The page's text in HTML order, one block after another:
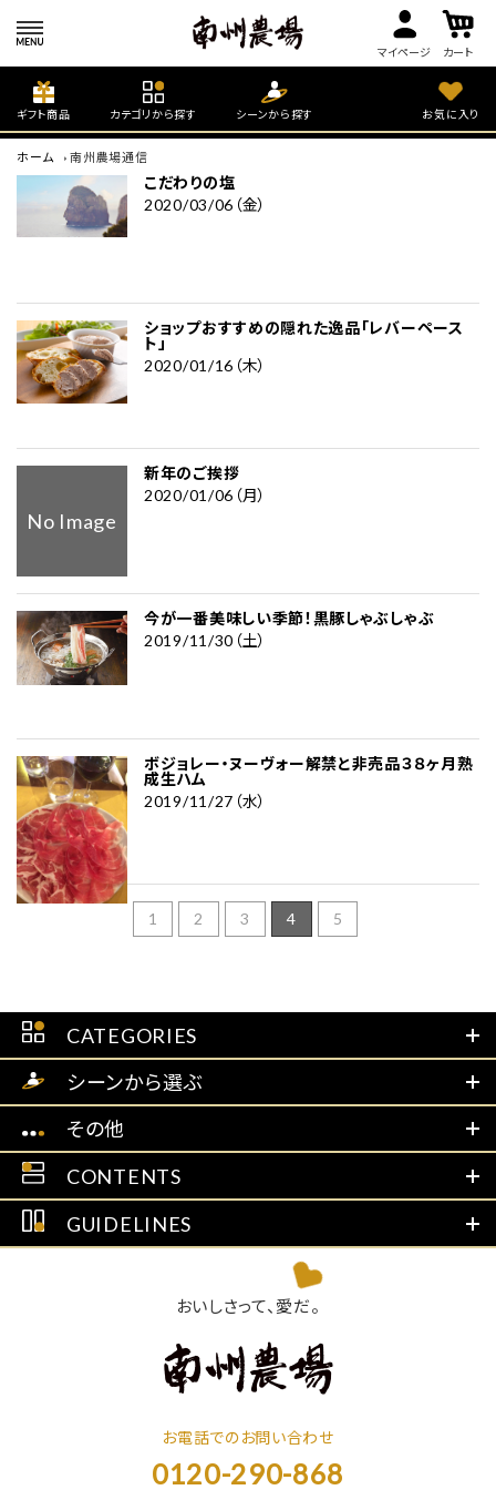
マイページ カート
ギフト商品 カテゴリから探す シーンから探す お気に入り
ホーム 南州農場通信
こだわりの塩
2020/03/06（金）
ショップおすすめの隠れた逸品「レバーペース
ト」
2020/01/16（木）
No Image
新年のご挨拶
2020/01/06（月）
今が一番美味しい季節！黒豚しゃぶしゃぶ
2019/11/30（土）
ボジョレー・ヌーヴォー解禁と非売品３８ヶ月熟
成生ハム
2019/11/27（水）
1 2 3 4 5
CATEGORIES
シーンから選ぶ
その他
CONTENTS
GUIDELINES
おいしさって、愛だ。
お電話でのお問い合わせ
0120-290-868